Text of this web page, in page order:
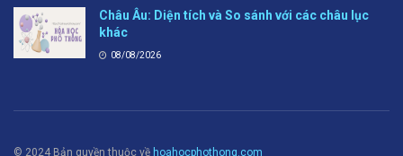
Châu Âu: Diện tích và So sánh với các châu lục
khác
08/08/2026
© 2024 Bản quyền thuộc về hoahocphothong.com